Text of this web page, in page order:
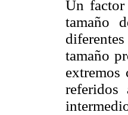
Un factor
tamaño
tamaño